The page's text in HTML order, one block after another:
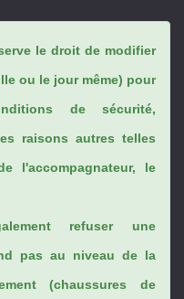
le droit de modifier
ou le jour même) pour
de sécurité,
raisons autres telles
l'accompagnateur, le
refuser une
pas au niveau de la
(chaussures de